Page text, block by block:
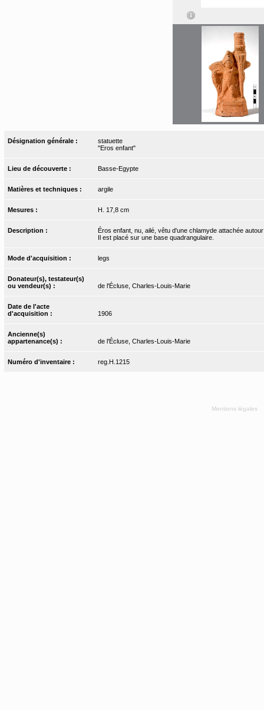
Désignation générale :
statuette
"Eros enfant"
Lieu de découverte : Basse-Egypte
Matières et techniques : argile
Mesures : H. 17,8 cm
Description :
Éros enfant, nu, ailé, vêtu d'une chlamyde attachée
Il est placé sur une base quadrangulaire.
Mode d'acquisition : legs
Donateur(s), testateur(s)
ou vendeur(s) :
de l'Écluse, Charles-Louis-Marie
Date de l'acte
d'acquisition :
1906
Ancienne(s)
appartenance(s) :
de l'Écluse, Charles-Louis-Marie
Numéro d'inventaire : reg.H.1215
Mentions légales